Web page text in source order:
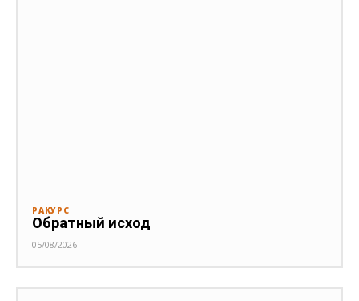
РАКУРС
Обратный исход
05/08/2026